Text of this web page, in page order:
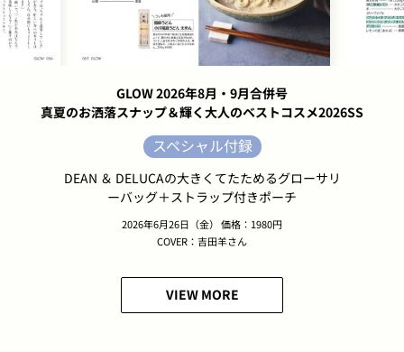
GLOW 2026年8月・9月合併号
真夏のお洒落スナップ＆輝く大人のベストコスメ2026SS
スペシャル付録
DEAN ＆ DELUCAの大きくてたためるグローサリ
ーバッグ＋ストラップ付きポーチ
2026年6月26日（金） 価格：1980円
COVER：吉田羊さん
VIEW MORE